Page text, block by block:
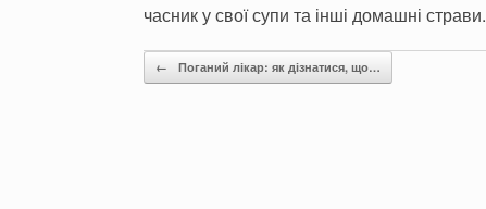
часник у свої супи та інші домашні страви.
Post navigation
← Поганий лікар: як дізнатися, що…